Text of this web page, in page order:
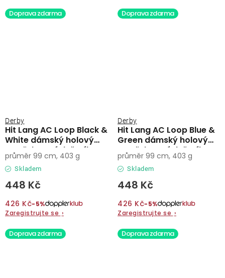
Doprava zdarma
Hit Lang AC Loop Black &
White dámský holový
vystřelovací deštník
Derby
Skladem
448 Kč
426 Kč−5%
Zaregistrujte se ›
průměr 99 cm, 403 g
Doprava zdarma
Hit Lang AC Loop Blue &
Green dámský holový
vystřelovací deštník
Derby
Skladem
448 Kč
426 Kč−5%
Zaregistrujte se ›
průměr 99 cm, 403 g
Doprava zdarma Doprava zdarma